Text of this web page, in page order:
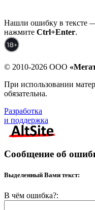
Нашли ошибку в тексте
нажмите Ctrl+Enter.
© 2010-2026 ООО
При использовании
обязательна.
Разработка
и поддержка
Сообщение об
Выделенный Вами текст:
В чём ошибка?: